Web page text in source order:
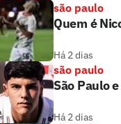
são paulo
Quem é
Há 2 dias
são paulo
São Paulo
Há 2 dias